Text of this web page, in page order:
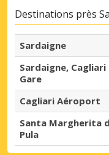
Destinations près
Sardaigne
Sardaigne, Cagliari
Gare
Cagliari Aéroport
Santa Margherita
Pula